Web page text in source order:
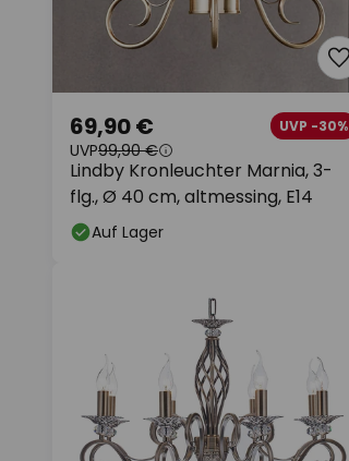
Lindby Kronleuchter Marnia, 3-
flg., Ø 40 cm, altmessing, E14
69,90 € UVP -30%
UVP99,90 €
Auf Lager